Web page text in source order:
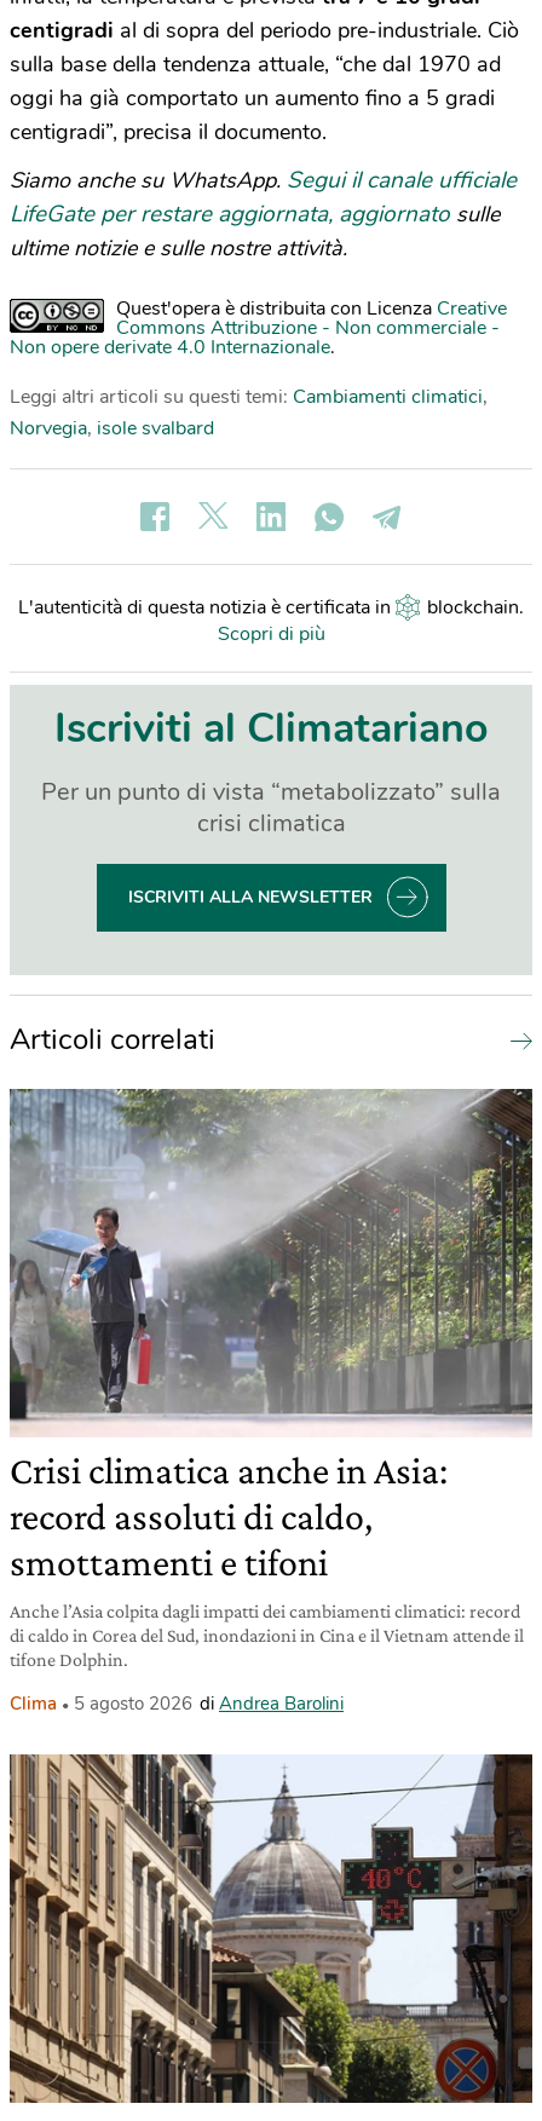
centigradi al di sopra del periodo pre-industriale. Ciò
sulla base della tendenza attuale, “che dal 1970 ad
oggi ha già comportato un aumento fino a 5 gradi
centigradi”, precisa il documento.
Siamo anche su WhatsApp. Segui il canale ufficiale
LifeGate per restare aggiornata, aggiornato sulle
ultime notizie e sulle nostre attività.
Quest'opera è distribuita con Licenza Creative
Commons Attribuzione - Non commerciale -
Non opere derivate 4.0 Internazionale.
Leggi altri articoli su questi temi: Cambiamenti climatici,
Norvegia, isole svalbard
L'autenticità di questa notizia è certificata in blockchain.
Scopri di più
Iscriviti al Climatariano
Per un punto di vista “metabolizzato” sulla
crisi climatica
ISCRIVITI ALLA NEWSLETTER
Articoli correlati
Crisi climatica anche in Asia:
record assoluti di caldo,
smottamenti e tifoni
Anche l’Asia colpita dagli impatti dei cambiamenti climatici: record
di caldo in Corea del Sud, inondazioni in Cina e il Vietnam attende il
tifone Dolphin.
Clima 5 agosto 2026 di Andrea Barolini